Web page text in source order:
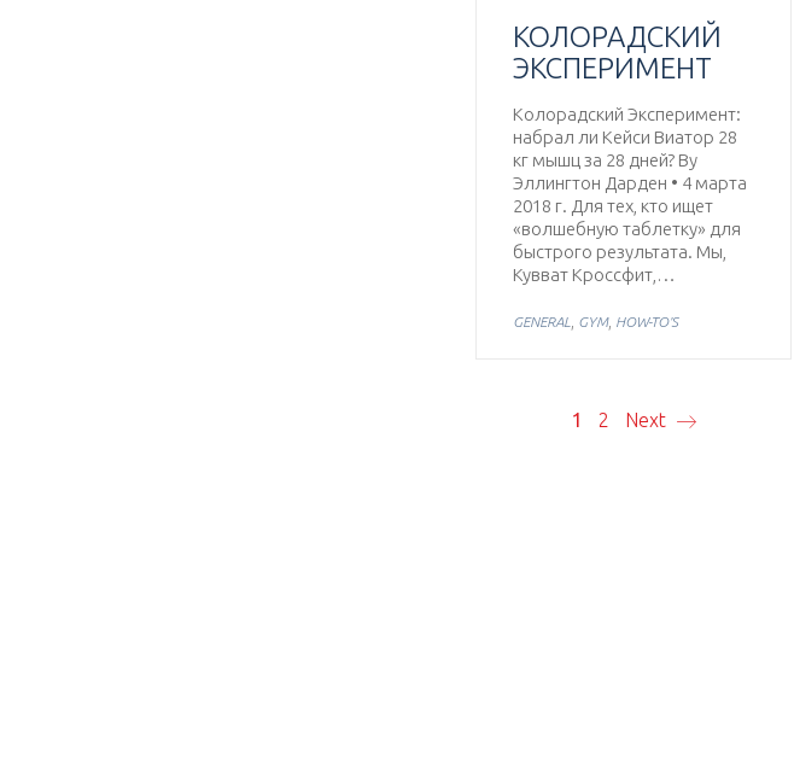
КОЛОРАДСКИЙ
ЭКСПЕРИМЕНТ
Колорадский Эксперимент:
набрал ли Кейси Виатор 28
кг мышц за 28 дней? By
Эллингтон Дарден • 4 марта
2018 г. Для тех, кто ищет
«волшебную таблетку» для
быстрого результата. Мы,
Кувват Кроссфит,…
GENERAL GYM, HOW-TO'S
1 2 Next